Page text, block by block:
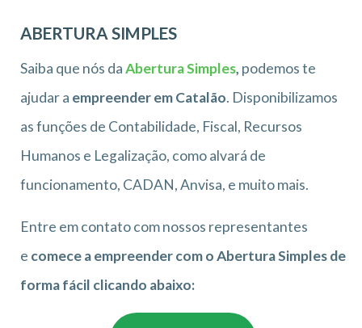
ABERTURA SIMPLES
Saiba que nós daAbertura Simples, podemos te
ajudar a empreender em Catalão. Disponibilizamos
as funções de Contabilidade, Fiscal, Recursos
Humanos e Legalização, como alvará de
funcionamento, CADAN, Anvisa, e muito mais.
Entre em contato com nossos representantes
e comece a empreender com o Abertura Simples de
forma fácil clicando abaixo: